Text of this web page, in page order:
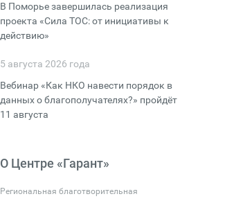
В Поморье завершилась реализация
проекта «Сила ТОС: от инициативы к
действию»
5 августа 2026 года
Вебинар «Как НКО навести порядок в
данных о благополучателях?» пройдёт
11 августа
О Центре «Гарант»
Региональная благотворительная